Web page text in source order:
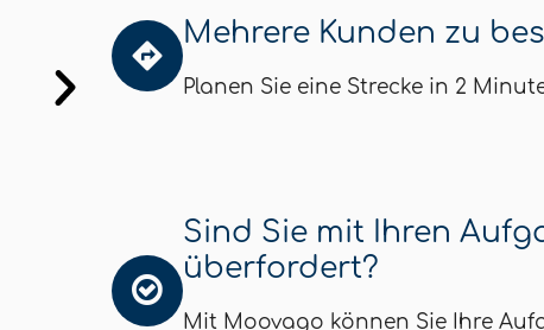
Mehrere Kunden zu
Planen Sie eine Strecke in 2
Sind Sie mit Ihren
überfordert?
Mit Moovago können Sie Ihre